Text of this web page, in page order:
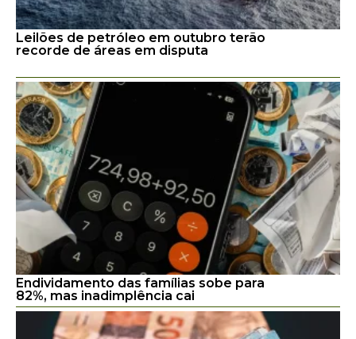
Leilões de petróleo em outubro terão
recorde de áreas em disputa
Endividamento das famílias sobe para
82%, mas inadimplência cai